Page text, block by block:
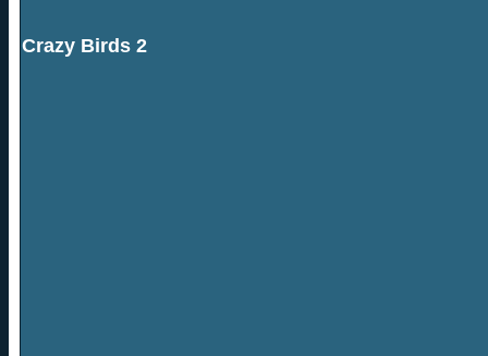
Crazy Birds 2